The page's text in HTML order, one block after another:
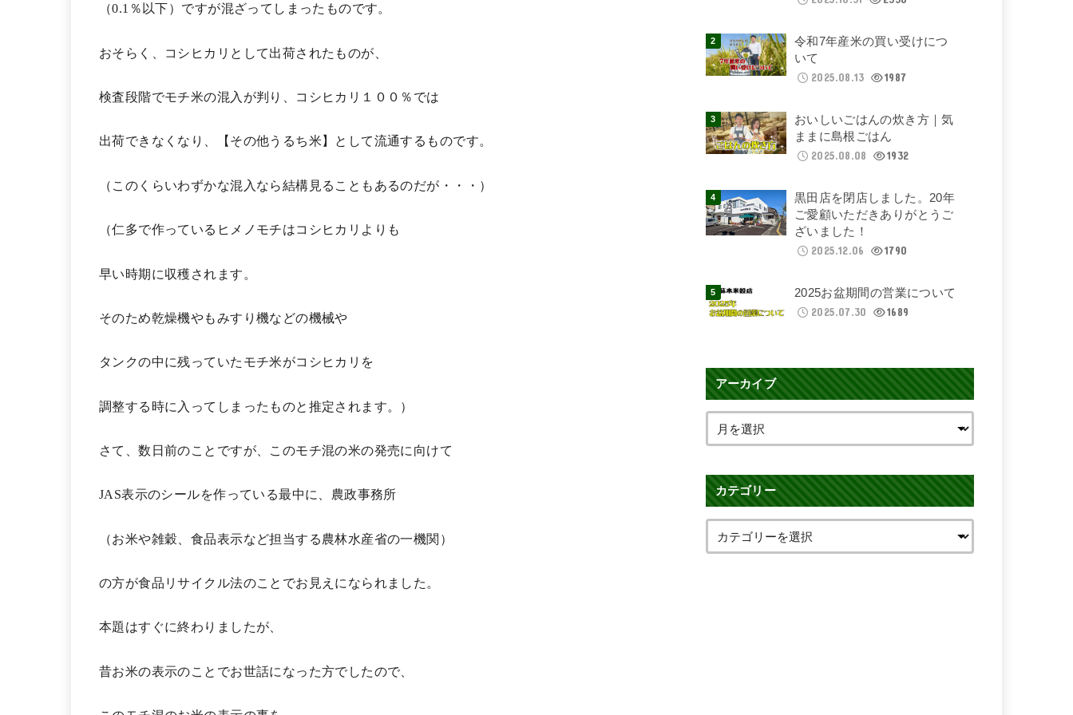
（0.1％以下）ですが混ざってしまったものです。
おそらく、コシヒカリとして出荷されたものが、
検査段階でモチ米の混入が判り、コシヒカリ１００％では
出荷できなくなり、【その他うるち米】として流通するものです。
（このくらいわずかな混入なら結構見ることもあるのだが・・・）
（仁多で作っているヒメノモチはコシヒカリよりも
早い時期に収穫されます。
そのため乾燥機やもみすり機などの機械や
タンクの中に残っていたモチ米がコシヒカリを
調整する時に入ってしまったものと推定されます。）
さて、数日前のことですが、このモチ混の米の発売に向けて
JAS表示のシールを作っている最中に、農政事務所
（お米や雑穀、食品表示など担当する農林水産省の一機関）
の方が食品リサイクル法のことでお見えになられました。
本題はすぐに終わりましたが、
昔お米の表示のことでお世話になった方でしたので、
令和7年産米の買い受けにつ
いて
2025.08.13
1987
おいしいごはんの炊き方｜気
ままに島根ごはん
2025.08.08
1932
黒田店を閉店しました。20年
ご愛顧いただきありがとうご
ざいました！
2025.12.06
1790
2025お盆期間の営業について
2025.07.30
1689
アーカイブ
カテゴリー